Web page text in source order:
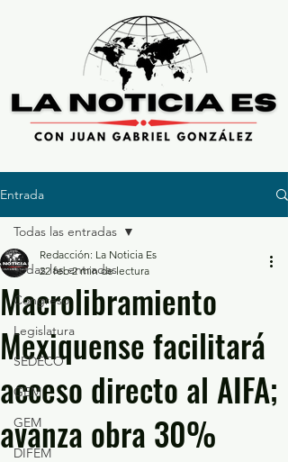
Entrada
Todas las entradas
Congreso
Legislatura
SEDECO
GEM
GEM
DIFEM
Todas las entradas
Macrolibramiento
Mexiquense facilitará
acceso directo al AIFA;
avanza obra 30%
Redacción: La Noticia Es
22 feb 2 min de lectura